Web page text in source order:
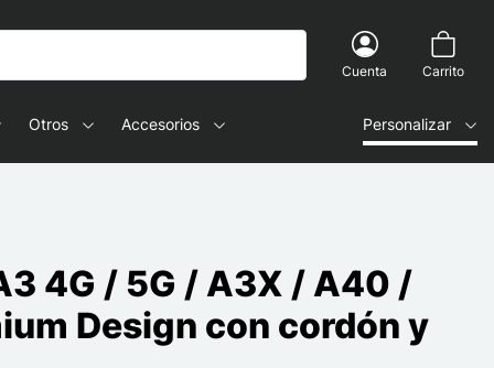
Cuenta Carrito
Otros Accesorios Personalizar
4G / 5G / A3X / A40 /
Design con cordón y